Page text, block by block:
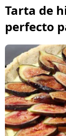
Tarta de
perfecto